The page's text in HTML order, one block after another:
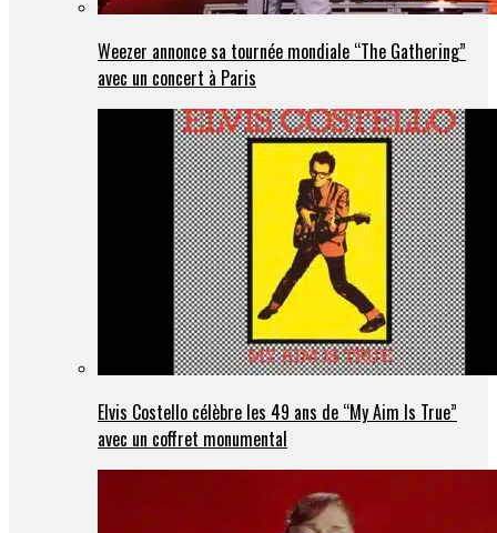
Weezer annonce sa tournée mondiale “The Gathering”
avec un concert à Paris
Elvis Costello célèbre les 49 ans de “My Aim Is True”
avec un coffret monumental